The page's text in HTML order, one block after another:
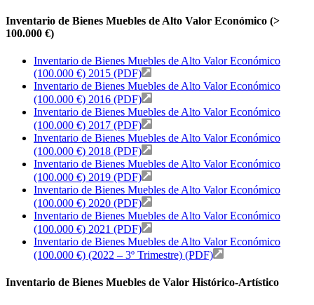
Inventario de Bienes Muebles de Alto Valor Económico (>
100.000 €)
Inventario de Bienes Muebles de Alto Valor Económico
(100.000 €) 2015 (PDF)
Inventario de Bienes Muebles de Alto Valor Económico
(100.000 €) 2016 (PDF)
Inventario de Bienes Muebles de Alto Valor Económico
(100.000 €) 2017 (PDF)
Inventario de Bienes Muebles de Alto Valor Económico
(100.000 €) 2018 (PDF)
Inventario de Bienes Muebles de Alto Valor Económico
(100.000 €) 2019 (PDF)
Inventario de Bienes Muebles de Alto Valor Económico
(100.000 €) 2020 (PDF)
Inventario de Bienes Muebles de Alto Valor Económico
(100.000 €) 2021 (PDF)
Inventario de Bienes Muebles de Alto Valor Económico
(100.000 €) (2022 – 3º Trimestre) (PDF)
Inventario de Bienes Muebles de Valor Histórico-Artístico